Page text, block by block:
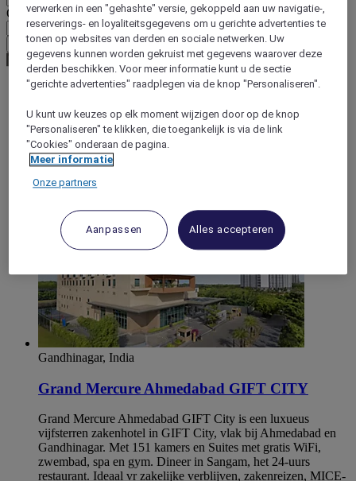
Offerte
Bevestig mijn valuta
Asia
India
Gujarat
Gandhinagar, India
Grand Mercure Ahmedabad GIFT CITY
Grand Mercure Ahmedabad GIFT City is een luxueus
vijfsterren zakenhotel in GIFT City, vlak bij Ahmedabad en
Gandhinagar. Met 151 kamers en Suites met gratis WiFi,
zwembad, spa en gym. Dineer in Sangam, het 24-uurs
restaurant. Ideaal vr zakelijke verblijven, zakenreizen, MICE-
verwerken in een "gehashte" versie, gekoppeld aan uw navigatie-,
reserverings- en loyaliteitsgegevens om u gerichte advertenties te
tonen op websites van derden en sociale netwerken. Uw
gegevens kunnen worden gekruist met gegevens waarover deze
derden beschikken. Voor meer informatie kunt u de sectie
"gerichte advertenties" raadplegen via de knop "Personaliseren".
U kunt uw keuzes op elk moment wijzigen door op de knop
"Personaliseren" te klikken, die toegankelijk is via de link
"Cookies" onderaan de pagina.
Meer informatie
Onze partners
Aanpassen Alles accepteren